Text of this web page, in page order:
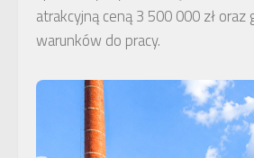
atrakcyjną ceną 3 500 000 zł oraz
warunków do pracy.